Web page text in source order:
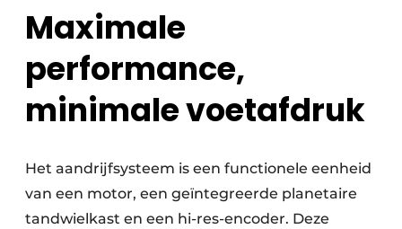
Maximale
performance,
minimale voetafdruk
Het aandrijfsysteem is een functionele eenheid
van een motor, een geïntegreerde planetaire
tandwielkast en een hi-res-encoder. Deze